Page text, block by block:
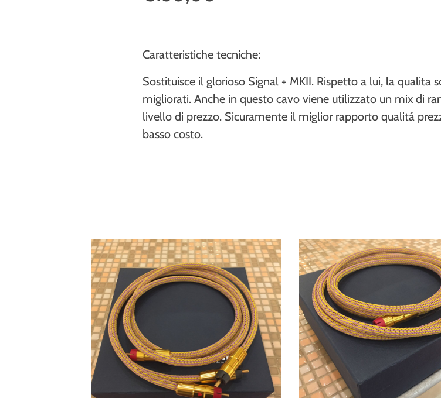
Caratteristiche tecniche:
Sostituisce il glorioso Signal + MKII. Rispetto a lui, la qualita
migliorati. Anche in questo cavo viene utilizzato un mix di
livello di prezzo. Sicuramente il miglior rapporto qualitá
basso costo.